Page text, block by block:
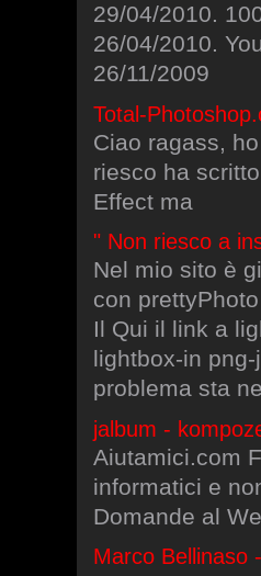
29/04/2010.
26/04/2010.
26/11/2009
Total-
Ciao ragass,
riesco ha
Effect ma
" Non riesco a
Nel mio sito è
con
Il Qui il link a
lightbox-in
problema sta
jalbum -
Aiutamici.com
informatici e
Domande al
Marco Bellinaso